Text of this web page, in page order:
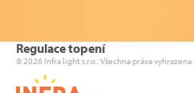
Regulace topení
© 2026 Infra light s.r.o.. Všechna práva vyhrazena.